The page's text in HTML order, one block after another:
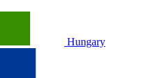
Hungary